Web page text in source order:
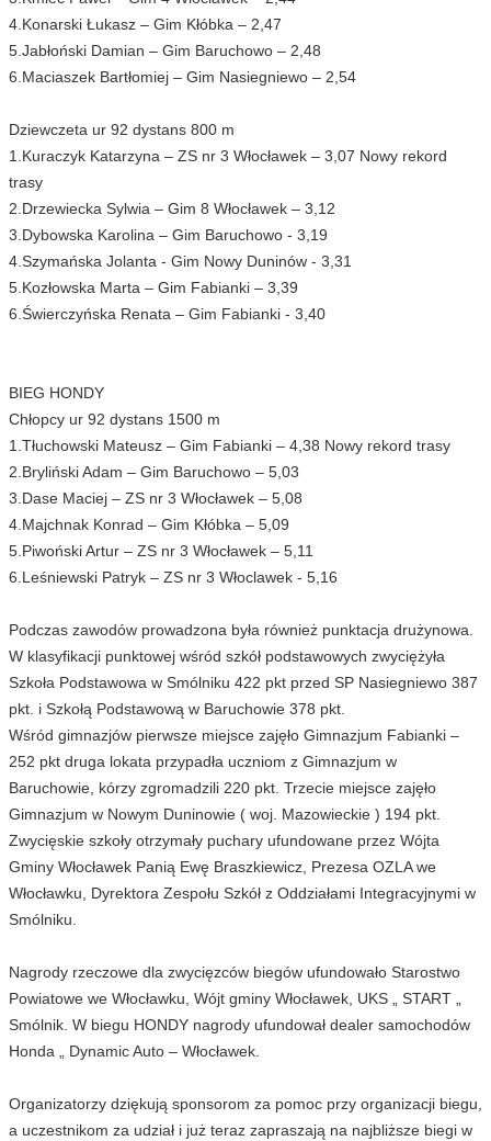
4.Konarski Łukasz – Gim Kłóbka – 2,47
5.Jabłoński Damian – Gim Baruchowo – 2,48
6.Maciaszek Bartłomiej – Gim Nasiegniewo – 2,54
Dziewczeta ur 92 dystans 800 m
1.Kuraczyk Katarzyna – ZS nr 3 Włocławek – 3,07 Nowy rekord
trasy
2.Drzewiecka Sylwia – Gim 8 Włocławek – 3,12
3.Dybowska Karolina – Gim Baruchowo - 3,19
4.Szymańska Jolanta - Gim Nowy Duninów - 3,31
5.Kozłowska Marta – Gim Fabianki – 3,39
6.Świerczyńska Renata – Gim Fabianki - 3,40
BIEG HONDY
Chłopcy ur 92 dystans 1500 m
1.Tłuchowski Mateusz – Gim Fabianki – 4,38 Nowy rekord trasy
2.Bryliński Adam – Gim Baruchowo – 5,03
3.Dase Maciej – ZS nr 3 Włocławek – 5,08
4.Majchnak Konrad – Gim Kłóbka – 5,09
5.Piwoński Artur – ZS nr 3 Włocławek – 5,11
6.Leśniewski Patryk – ZS nr 3 Włoclawek - 5,16
Podczas zawodów prowadzona była również punktacja drużynowa.
W klasyfikacji punktowej wśród szkół podstawowych zwyciężyła
Szkoła Podstawowa w Smólniku 422 pkt przed SP Nasiegniewo 387
pkt. i Szkołą Podstawową w Baruchowie 378 pkt.
Wśród gimnazjów pierwsze miejsce zajęło Gimnazjum Fabianki –
252 pkt druga lokata przypadła uczniom z Gimnazjum w
Baruchowie, kórzy zgromadzili 220 pkt. Trzecie miejsce zajęło
Gimnazjum w Nowym Duninowie ( woj. Mazowieckie ) 194 pkt.
Zwycięskie szkoły otrzymały puchary ufundowane przez Wójta
Gminy Włocławek Panią Ewę Braszkiewicz, Prezesa OZLA we
Włocławku, Dyrektora Zespołu Szkół z Oddziałami Integracyjnymi w
Smólniku.
Nagrody rzeczowe dla zwycięzców biegów ufundowało Starostwo
Powiatowe we Włocławku, Wójt gminy Włocławek, UKS „ START „
Smólnik. W biegu HONDY nagrody ufundował dealer samochodów
Honda „ Dynamic Auto – Włocławek.
Organizatorzy dziękują sponsorom za pomoc przy organizacji biegu,
a uczestnikom za udział i już teraz zapraszają na najbliższe biegi w